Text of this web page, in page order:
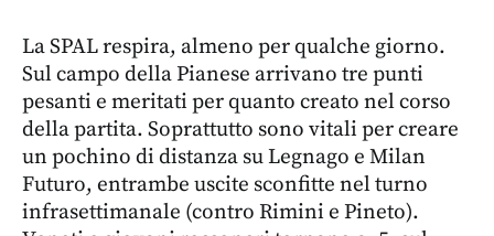
La SPAL respira, almeno per qualche giorno.
Sul campo della Pianese arrivano tre punti
pesanti e meritati per quanto creato nel corso
della partita. Soprattutto sono vitali per creare
un pochino di distanza su Legnago e Milan
Futuro, entrambe uscite sconfitte nel turno
infrasettimanale (contro Rimini e Pineto).